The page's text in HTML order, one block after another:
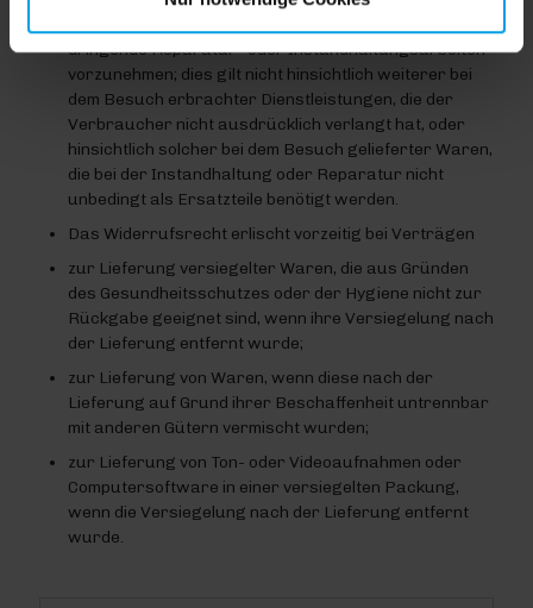
dringende Reparatur- oder Instandhaltungsarbeiten
vorzunehmen; dies gilt nicht hinsichtlich weiterer bei
dem Besuch erbrachter Dienstleistungen, die der
Verbraucher nicht ausdrücklich verlangt hat, oder
hinsichtlich solcher bei dem Besuch gelieferter Waren,
die bei der Instandhaltung oder Reparatur nicht
unbedingt als Ersatzteile benötigt werden.
Das Widerrufsrecht erlischt vorzeitig bei Verträgen
zur Lieferung versiegelter Waren, die aus Gründen
des Gesundheitsschutzes oder der Hygiene nicht zur
Rückgabe geeignet sind, wenn ihre Versiegelung nach
der Lieferung entfernt wurde;
zur Lieferung von Waren, wenn diese nach der
Lieferung auf Grund ihrer Beschaffenheit untrennbar
mit anderen Gütern vermischt wurden;
zur Lieferung von Ton- oder Videoaufnahmen oder
Computersoftware in einer versiegelten Packung,
wenn die Versiegelung nach der Lieferung entfernt
wurde.